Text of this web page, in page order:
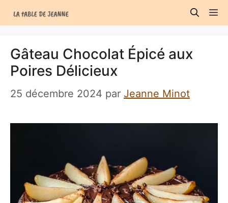
au
Gâteau Chocolat Épicé aux
Poires Délicieux
25 décembre 2024 par Jeanne Minot